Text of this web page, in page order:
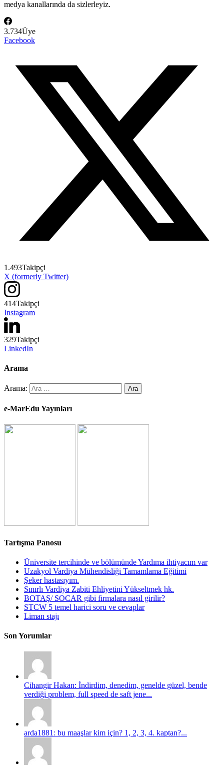
medya kanallarında da sizlerleyiz.
3.734Üye
Facebook
1.493Takipçi
X (formerly Twitter)
414Takipçi
Instagram
329Takipçi
LinkedIn
Arama
Arama:
e-MarEdu Yayınları
Tartışma Panosu
Üniversite tercihinde ve bölümünde Yardıma ihtiyacım var
Uzakyol Vardiya Mühendisliği Tamamlama Eğitimi
Şeker hastasıyım.
Sınırlı Vardiya Zabiti Ehliyetini Yükseltmek hk.
BOTAŞ/ SOCAR gibi firmalara nasıl girilir?
STCW 5 temel harici soru ve cevaplar
Liman stajı
Son Yorumlar
Cihangir Hakan: İndirdim, denedim, genelde güzel, bende
verdiği problem, full speed de saft jene...
arda1881: bu maaşlar kim için? 1, 2, 3, 4. kaptan?...